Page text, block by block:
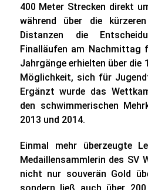
400 Meter Strecken direkt
während über die
Distanzen die
Finalläufen am Nachmittag
Jahrgänge erhielten über die
Möglichkeit, sich für
Ergänzt wurde das
den schwimmerischen
2013 und 2014.
Einmal mehr überzeugte
Medaillensammlerin des SV
nicht nur souverän Gold